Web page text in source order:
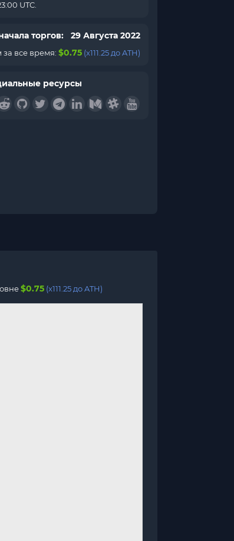
UTC.
торгов: 29 Августа 2022
все время:$0.75 (x111.25 до ATH)
ресурсы
$0.75 (x111.25 до ATH)